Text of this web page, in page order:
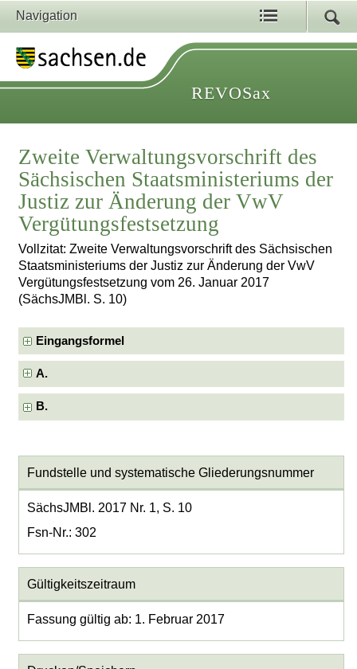
Navigation
REVOSax
Zweite Verwaltungsvorschrift des
Sächsischen Staatsministeriums der
Justiz zur Änderung der VwV
Vergütungsfestsetzung
Vollzitat: Zweite Verwaltungsvorschrift des Sächsischen
Staatsministeriums der Justiz zur Änderung der VwV
Vergütungsfestsetzung vom 26. Januar 2017
(SächsJMBl. S. 10)
Eingangsformel
A.
B.
Fundstelle und systematische Gliederungsnummer
SächsJMBl. 2017 Nr. 1, S. 10
Fsn-Nr.: 302
Gültigkeitszeitraum
Fassung gültig ab: 1. Februar 2017